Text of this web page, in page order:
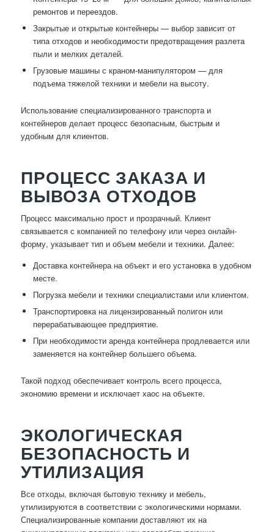
ремонтов и переездов.
Закрытые и открытые контейнеры — выбор зависит от
типа отходов и необходимости предотвращения разлета
пыли и мелких деталей.
Грузовые машины с краном-манипулятором — для
подъема тяжелой техники и мебели на высоту.
Использование специализированного транспорта и
контейнеров делает процесс безопасным, быстрым и
удобным для клиентов.
ПРОЦЕСС ЗАКАЗА И
ВЫВОЗА ОТХОДОВ
Процесс максимально прост и прозрачный. Клиент
связывается с компанией по телефону или через онлайн-
форму, указывает тип и объем мебели и техники. Далее:
Доставка контейнера на объект и его установка в удобном
месте.
Погрузка мебели и техники специалистами или клиентом.
Транспортировка на лицензированный полигон или
перерабатывающее предприятие.
При необходимости аренда контейнера продлевается или
заменяется на контейнер большего объема.
Такой подход обеспечивает контроль всего процесса,
экономию времени и исключает хаос на объекте.
ЭКОЛОГИЧЕСКАЯ
БЕЗОПАСНОСТЬ И
УТИЛИЗАЦИЯ
Все отходы, включая бытовую технику и мебель,
утилизируются в соответствии с экологическими нормами.
Специализированные компании доставляют их на